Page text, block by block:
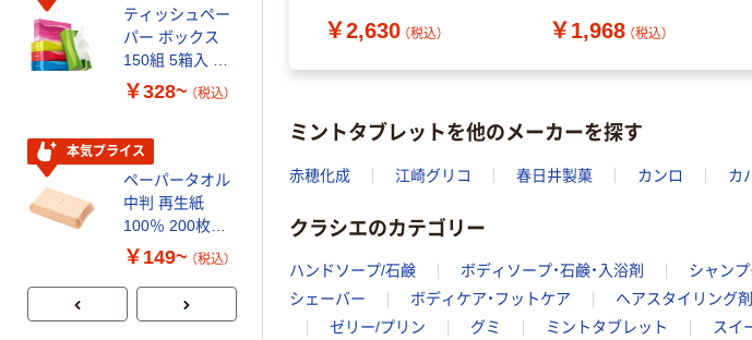
￥2,630 （税込） ￥1,968 （税込）
ミントタブレットを他のメーカーを探す
赤穂化成 江崎グリコ 春日井製菓 カンロ カ
クラシエのカテゴリー
ハンドソープ/石鹸 ボディソープ・石鹸・入浴剤 シャンプ
シェーバー
ボディケア・フットケア ヘアスタイリング剤
ゼリー/プリン
グミ ミントタブレット スイ
ティッシュペー
パー ボックス
150組 5箱入 ア
スクル スマート
証
￥328~ （税込）
本気プライス
ペーパータオル
中判 再生紙
100％ 200枚
FSC認証 シング
企画 オリジナル
￥149~ （税込）
パー シングル
芯あり FSC認
アスクル プラ
ブ 薄手 粉な
リー）
￥298~
サントリー 天然
ーター ペットボ
本気プライス
￥374~ （税込）